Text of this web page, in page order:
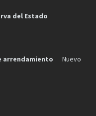
del Estado
arrendamiento Nuevo